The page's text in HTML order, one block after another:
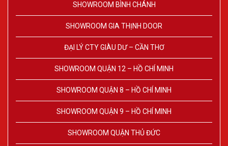
SHOWROOM BÌNH CHÁNH
SHOWROOM GIA THỊNH DOOR
ĐẠI LÝ CTY GIÀU DƯ – CẦN THƠ
SHOWROOM QUẬN 12 – HỒ CHÍ MINH
SHOWROOM QUẬN 8 – HỒ CHÍ MINH
SHOWROOM QUẬN 9 – HỒ CHÍ MINH
SHOWROOM QUẬN THỦ ĐỨC